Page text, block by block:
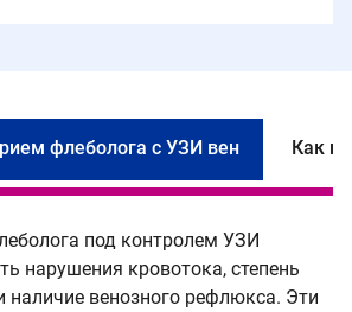
флеболога с УЗИ вен Как
под контролем УЗИ
нарушения кровотока, степень
наличие венозного рефлюкса. Эти